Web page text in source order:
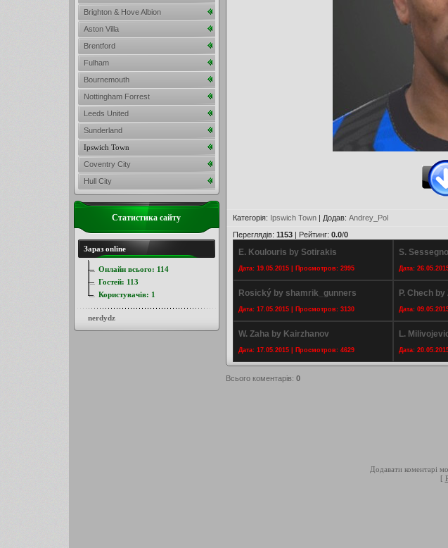
Категорія: Ipswich Town| Додав: Andrey_Pol
Переглядів: 1153| Рейтинг: 0.0/0
E. Koulouris by Sotirakis
Дата: 19.05.2015 | Просмотров: 2995
S.
Дата:
Rosický by shamrik_gunners
Дата: 17.05.2015 | Просмотров: 3130
P. Chech
Дата:
W. Zaha by Kairzhanov
Дата: 17.05.2015 | Просмотров: 4629
L.
Дата:
Всього коментарів: 0
Додавати коментарі
[
Brighton & Hove Albion
Aston Villa
Brentford
Fulham
Bournemouth
Nottingham Forrest
Leeds United
Sunderland
Ipswich Town
Coventry City
Hull City
Статистика сайту
Зараз online
Онлайн всього: 114
Гостей: 113
Користувачів: 1
nerdydz